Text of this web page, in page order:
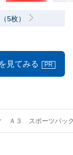
5枚）
見てみる PR
Ａ３ スポーツバッ